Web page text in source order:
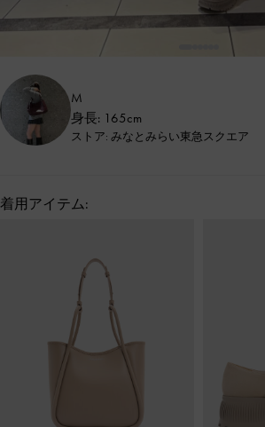
M
身長: 165cm
ストア: みなとみらい東急スクエア
着用アイテム: